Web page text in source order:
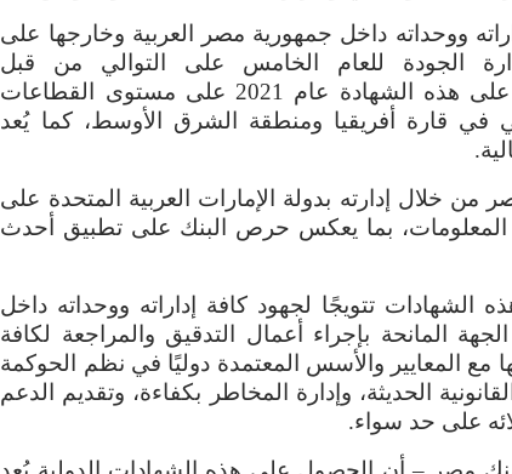
ووحداته داخل جمهورية مصر العربية وخارجها على
الجودة للعام الخامس على التوالي من قبل
، ويُعد بنك مصر أول من حصل على هذه الشهادة عام 2021 على مستوى القطاعات
في قارة أفريقيا ومنطقة الشرق الأوسط، كما يُعد
.
خلال إدارته بدولة الإمارات العربية المتحدة على
المعلومات، بما يعكس حرص البنك على تطبيق أحدث
تتويجًا لجهود كافة إداراته ووحداته داخل
المانحة بإجراء أعمال التدقيق والمراجعة لكافة
مع المعايير والأسس المعتمدة دوليًا في نظم الحوكمة
الحديثة، وإدارة المخاطر بكفاءة، وتقديم الدعم
على حد سواء.